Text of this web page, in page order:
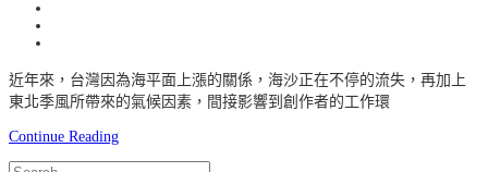
近年來，台灣因為海平面上漲的關係，海沙正在不停的流失，再加上
東北季風所帶來的氣候因素，間接影響到創作者的工作環
Continue Reading